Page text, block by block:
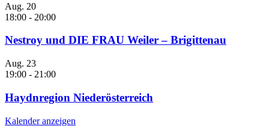
Aug. 20
18:00 - 20:00
Nestroy und DIE FRAU Weiler – Brigittenau
Aug. 23
19:00 - 21:00
Haydnregion Niederösterreich
Kalender anzeigen